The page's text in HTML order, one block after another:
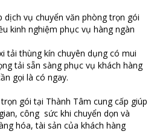
dịch vụ chuyển văn phòng trọn gói
kinh nghiệm phục vụ hàng ngàn
tải thùng kín chuyên dụng có mui
tải sẵn sàng phục vụ khách hàng
gọi là có ngay.
gói tại Thành Tâm cung cấp giúp
công sức khi chuyển dọn và
hóa, tài sản của khách hàng